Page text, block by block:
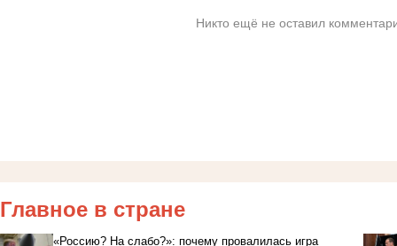
Никто ещё не оставил
Главное в стране
«Россию? На слабо?»: почему провалилась игра